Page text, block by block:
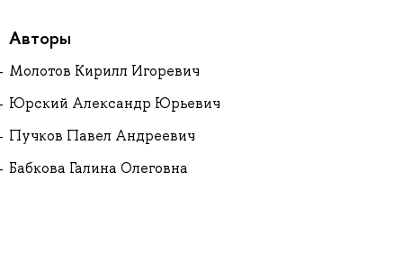
Авторы
Молотов Кирилл Игоревич
Юрский Александр Юрьевич
Пучков Павел Андреевич
Бабкова Галина Олеговна